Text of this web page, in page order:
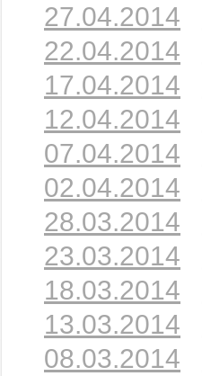
27.04.2014
22.04.2014
17.04.2014
12.04.2014
07.04.2014
02.04.2014
28.03.2014
23.03.2014
18.03.2014
13.03.2014
08.03.2014